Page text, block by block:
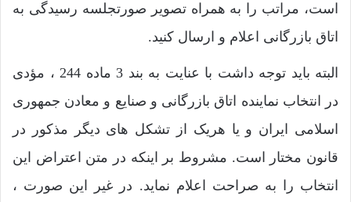
است، مراتب را به همراه تصویر صورتجلسه رسیدگی به
اتاق بازرگانی اعلام و ارسال کنید.
البته باید توجه داشت با عنایت به بند 3 ماده 244 ، مؤدی
در انتخاب نماینده اتاق بازرگانی و صنایع و معادن جمهوری
اسلامی ایران و یا هریک از تشکل های دیگر مذکور در
قانون مختار است. مشروط بر اینکه در متن اعتراض این
انتخاب را به صراحت اعلام نماید. در غیر این صورت ،